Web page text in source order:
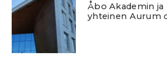
Åbo Akademin
yhteinen Aurum